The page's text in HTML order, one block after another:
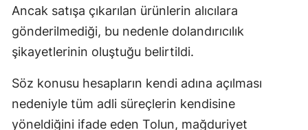
Nevşehir
Niğde
Rize
Sakarya
Ancak satışa çıkarılan ürünlerin alıcılara
gönderilmediği, bu nedenle dolandırıcılık
şikayetlerinin oluştuğu belirtildi.
Söz konusu hesapların kendi adına açılması
nedeniyle tüm adli süreçlerin kendisine
yöneldiğini ifade eden Tolun, mağduriyet